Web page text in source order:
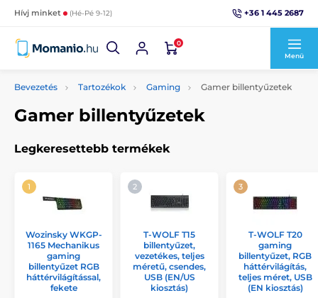
Hívj minket (Hé-Pé 9-12) +36 1 445 2687
0
Menü
Bevezetés Tartozékok Gaming Gamer billentyűzetek
Gamer billentyűzetek
Legkeresettebb termékek
Wozinsky WKGP-
1165 Mechanikus
gaming
billentyűzet RGB
háttérvilágítással,
fekete
T-WOLF T15
billentyűzet,
vezetékes, teljes
méretű, csendes,
USB (EN/US
kiosztás)
T-WOLF T20
gaming
billentyűzet, RGB
háttérvilágítás,
teljes méret, USB
(EN kiosztás)